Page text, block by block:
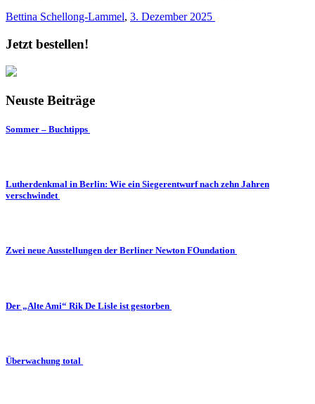
Bettina Schellong-Lammel, 3. Dezember 2025
Jetzt bestellen!
Neuste Beiträge
Sommer – Buchtipps
Lutherdenkmal in Berlin: Wie ein Siegerentwurf nach zehn Jahren
verschwindet
Zwei neue Ausstellungen der Berliner Newton FOundation
Der „Alte Ami“ Rik De Lisle ist gestorben
Überwachung total